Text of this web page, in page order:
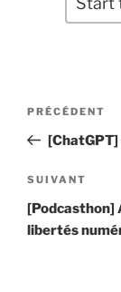
e
u
n
o
m
a
r
e
*
Navigation
l’article
Article
précédent
PRÉCÉDENT
[ChatGPT]
Article
suivant
SUIVANT
[Podcasthon]
libertés